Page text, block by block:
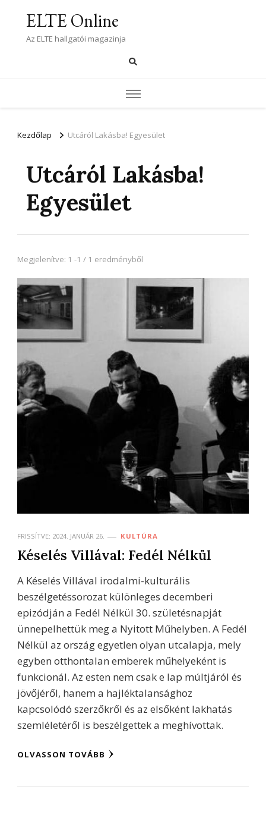
ELTE Online
Az ELTE hallgatói magazinja
Kezdőlap Utcáról Lakásba! Egyesület
Utcáról Lakásba!
Egyesület
Megjelenítve: 1 -1 / 1 eredményből
FRISSÍTVE: 2024. JANUÁR 26. KULTÚRA
Késelés Villával: Fedél Nélkül
A Késelés Villával irodalmi-kulturális
beszélgetéssorozat különleges decemberi
epizódján a Fedél Nélkül 30. születésnapját
ünnepelhettük meg a Nyitott Műhelyben. A Fedél
Nélkül az ország egyetlen olyan utcalapja, mely
egyben otthontalan emberek műhelyeként is
funkcionál. Az esten nem csak e lap múltjáról és
jövőjéről, hanem a hajléktalansághoz
kapcsolódó szerzőkről és az elsőként lakhatás
szemléletéről is beszélgettek a meghívottak.
OLVASSON TOVÁBB